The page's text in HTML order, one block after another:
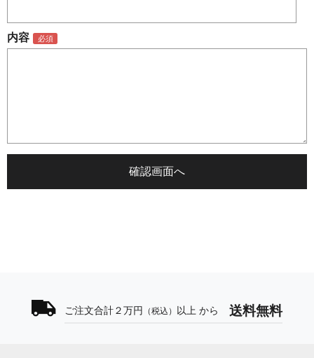
内容
ご注文合計２万円 （税込） 以上 から 送料無料